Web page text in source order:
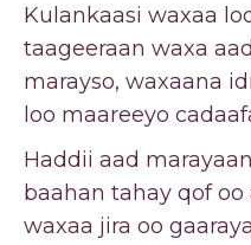
Kulankaasi waxaa
taageeraan waxa
marayso, waxaana
loo maareeyo
Haddii aad
baahan tahay qof
waxaa jira oo